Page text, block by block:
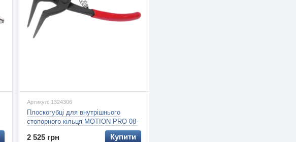
Артикул: 1324306
Плоскогубці для внутрішнього
стопорного кільця MOTION PRO 08-
2 525 грн Купити